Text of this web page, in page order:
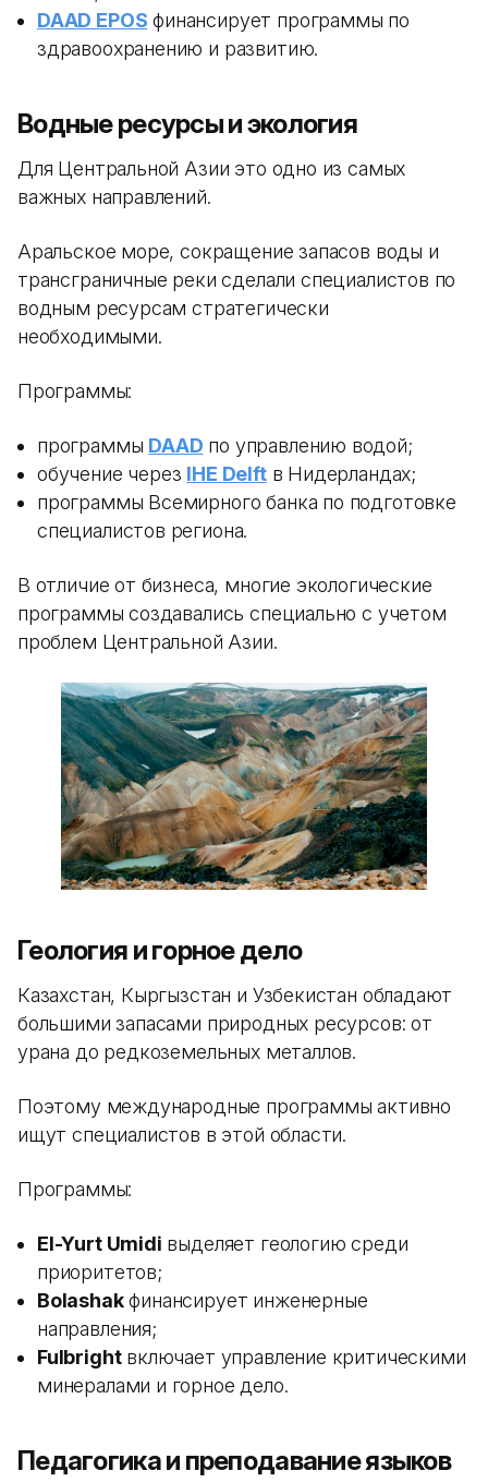
DAAD EPOS финансирует программы по
здравоохранению и развитию.
Водные ресурсы и экология
Для Центральной Азии это одно из самых
важных направлений.
Аральское море, сокращение запасов воды и
трансграничные реки сделали специалистов по
водным ресурсам стратегически
необходимыми.
Программы:
программы DAAD по управлению водой;
обучение через IHE Delftв Нидерландах;
программы Всемирного банка по подготовке
специалистов региона.
В отличие от бизнеса, многие экологические
программы создавались специально с учетом
проблем Центральной Азии.
Геология и горное дело
Казахстан, Кыргызстан и Узбекистан обладают
большими запасами природных ресурсов: от
урана до редкоземельных металлов.
Поэтому международные программы активно
ищут специалистов в этой области.
Программы:
El-Yurt Umidi выделяет геологию среди
приоритетов;
Bolashakфинансирует инженерные
направления;
Fulbrightвключает управление критическими
минералами и горное дело.
Педагогика и преподавание языков